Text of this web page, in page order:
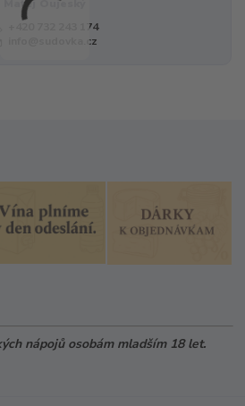
Matěj Oujeský
+420 732 243 174
info@sudovka.cz
nápojů osobám mladším 18 let.